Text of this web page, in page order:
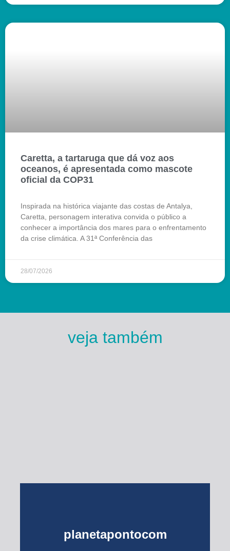
Caretta, a tartaruga que dá voz aos
oceanos, é apresentada como mascote
oficial da COP31
Inspirada na histórica viajante das costas de Antalya,
Caretta, personagem interativa convida o público a
conhecer a importância dos mares para o enfrentamento
da crise climática. A 31ª Conferência das
28/07/2026
veja também
planetapontocom